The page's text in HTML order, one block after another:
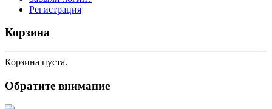
Регистрация
Корзина
Корзина пуста.
Обратите внимание